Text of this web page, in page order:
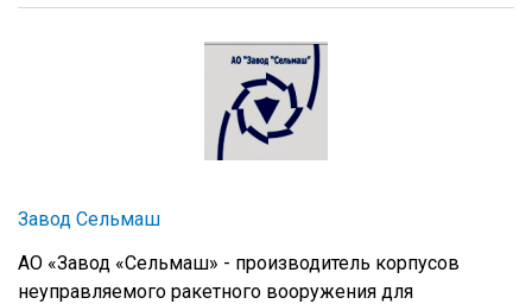
Завод Сельмаш
АО «Завод «Сельмаш» - производитель корпусов
неуправляемого ракетного вооружения для